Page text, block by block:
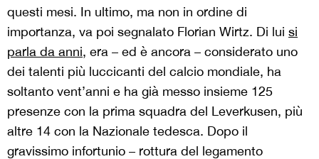
questi mesi. In ultimo, ma non in ordine di
importanza, va poi segnalato Florian Wirtz. Di lui si
parla da anni, era – ed è ancora – considerato uno
dei talenti più luccicanti del calcio mondiale, ha
soltanto vent’anni e ha già messo insieme 125
presenze con la prima squadra del Leverkusen, più
altre 14 con la Nazionale tedesca. Dopo il
gravissimo infortunio – rottura del legamento